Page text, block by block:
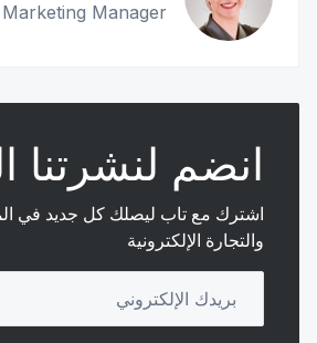
Marketing Manager
انضم لنشرتنا
اشترك مع تاب ليصلك كل جديد في
والتجارة الإلكترونية